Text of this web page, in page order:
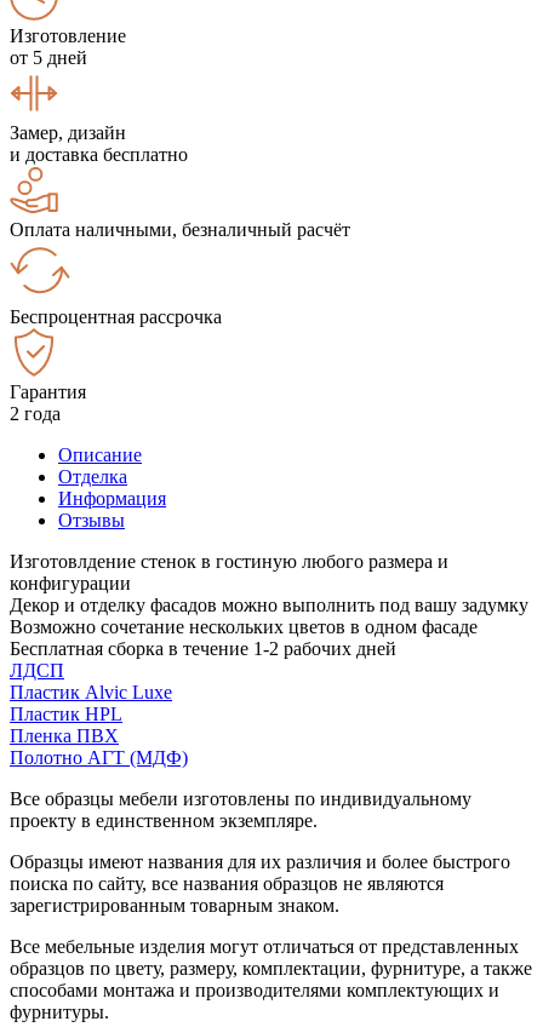
Изготовление
от 5 дней
Замер, дизайн
и доставка бесплатно
Оплата наличными, безналичный расчёт
Беспроцентная рассрочка
Гарантия
2 года
Описание
Отделка
Информация
Отзывы
Изготовлдение стенок в гостиную любого размера и
конфигурации
Декор и отделку фасадов можно выполнить под вашу задумку
Возможно сочетание нескольких цветов в одном фасаде
Бесплатная сборка в течение 1-2 рабочих дней
ЛДСП
Пластик Alvic Luxe
Пластик HPL
Пленка ПВХ
Полотно АГТ (МДФ)
Все образцы мебели изготовлены по индивидуальному
проекту в единственном экземпляре.
Образцы имеют названия для их различия и более быстрого
поиска по сайту, все названия образцов не являются
зарегистрированным товарным знаком.
Все мебельные изделия могут отличаться от представленных
образцов по цвету, размеру, комплектации, фурнитуре, а также
способами монтажа и производителями комплектующих и
фурнитуры.